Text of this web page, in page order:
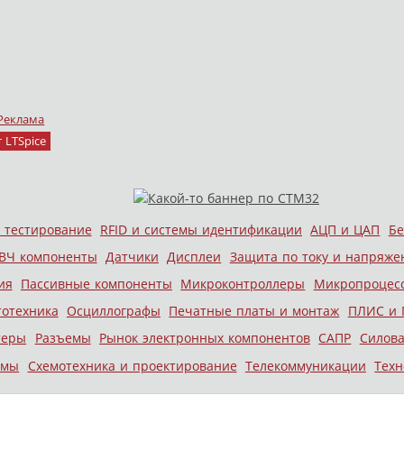
тестирование RFID и системы идентификации АЦП и ЦАП
компоненты Датчики Дисплеи Защита по току и
Пассивные компоненты Микроконтроллеры
Осциллографы Печатные платы и монтаж ПЛИС и
Разъемы Рынок электронных компонентов САПР
Схемотехника и проектирование Телекоммуникации